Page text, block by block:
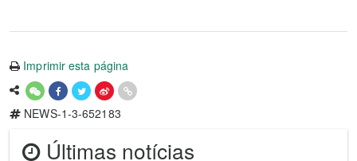
Imprimir esta página
NEWS-1-3-652183
Últimas notícias